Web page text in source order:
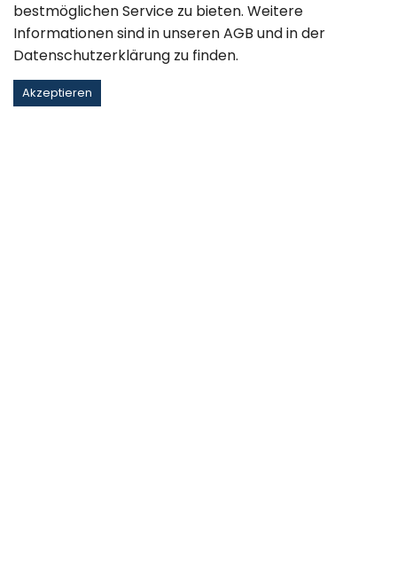
bestmöglichen Service zu bieten. Weitere
Informationen sind in unserenAGB und in der
Datenschutzerklärung zu finden.
Akzeptieren